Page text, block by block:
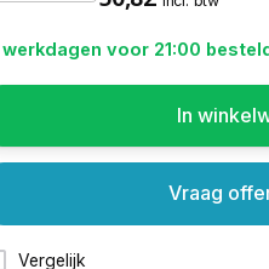
werkdagen voor 21:00
In
Vergelijk
Vraag